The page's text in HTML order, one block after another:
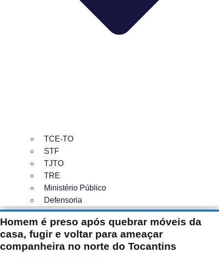
TCE-TO
STF
TJTO
TRE
Ministério Público
Defensoria
Homem é preso após quebrar móveis da
casa, fugir e voltar para ameaçar
companheira no norte do Tocantins